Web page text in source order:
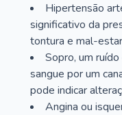
Hipertensão
significativo da
tontura e mal-
Sopro, um
sangue por um
pode indicar
Angina ou